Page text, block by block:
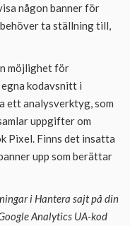
någon banner för
ta ställning till,
möjlighet för
kodavsnitt i
ett analysverktyg, som
uppgifter om
Pixel. Finns det insatta
upp som berättar
i Hantera sajt på din
Analytics UA-kod